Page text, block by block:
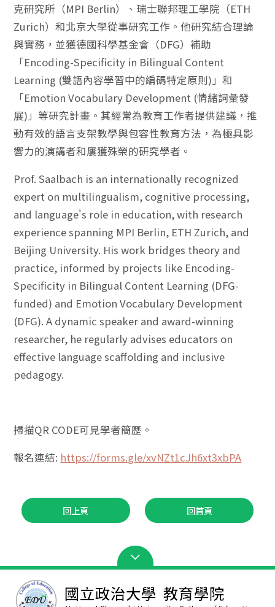
克研究所（MPI Berlin）、瑞士聯邦理工學院（ETH
Zurich）和北京大學從事研究工作。他研究結合理論
與實務，並獲德國科學基金會（DFG）補助
「Encoding-Specificity in Bilingual Content
Learning (雙語內容學習中的編碼特定原則)」和
「Emotion Vocabulary Development (情緒詞彙發
展)」等研究計畫。其經常為教育工作者提供建議，推
動有效的語言支架教學與包容性教育方法，為極具影
響力的演講者和屢獲殊榮的研究學者。
Prof. Saalbach is an internationally recognized
expert on multilingualism, cognitive processing,
and language's role in education, with research
experience spanning MPI Berlin, ETH Zurich, and
Beijing University. His work bridges theory and
practice, informed by projects like Encoding-
Specificity in Bilingual Content Learning (DFG-
funded) and Emotion Vocabulary Development
(DFG). A dynamic speaker and award-winning
researcher, he regularly advises educators on
effective language scaffolding and inclusive
pedagogy.
掃描QR CODE可見學者簡歷。
報名連結: https://forms.gle/xvNZt1cJh6xt3xbPA
回上頁 回首頁